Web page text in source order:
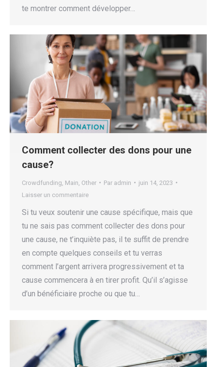
te montrer comment développer…
Comment collecter des dons pour une
cause?
Crowdfunding Main Other Par admin
juin 14, 2023
Laisser un commentaire
Si tu veux soutenir une cause spécifique, mais que
tu ne sais pas comment collecter des dons pour
une cause, ne t’inquiète pas, il te suffit de prendre
en compte quelques conseils et tu verras
comment l’argent arrivera progressivement et ta
cause commencera à en tirer profit. Qu’il s’agisse
d’un bénéficiaire proche ou que tu…